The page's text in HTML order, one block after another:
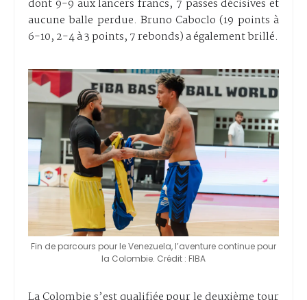
dont 9-9 aux lancers francs, 7 passes décisives et
aucune balle perdue. Bruno Caboclo (19 points à
6-10, 2-4 à 3 points, 7 rebonds) a également brillé.
Fin de parcours pour le Venezuela, l’aventure continue pour
la Colombie. Crédit : FIBA